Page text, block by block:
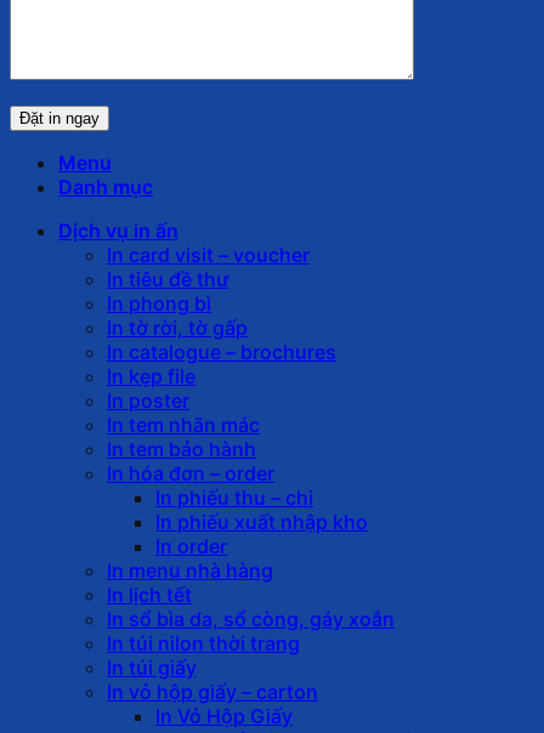
Menu
Danh mục
Dịch vụ in ấn
In card visit – voucher
In tiêu đề thư
In phong bì
In tờ rời, tờ gấp
In catalogue – brochures
In kẹp file
In poster
In tem nhãn mác
In tem bảo hành
In hóa đơn – order
In phiếu thu – chi
In phiếu xuất nhập kho
In order
In menu nhà hàng
In lịch tết
In sổ bìa da, sổ còng, gáy xoắn
In túi nilon thời trang
In túi giấy
In vỏ hộp giấy – carton
In Vỏ Hộp Giấy